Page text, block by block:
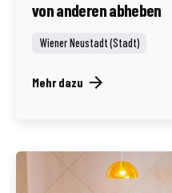
von anderen abheben
Wiener Neustadt (Stadt)
Mehr dazu